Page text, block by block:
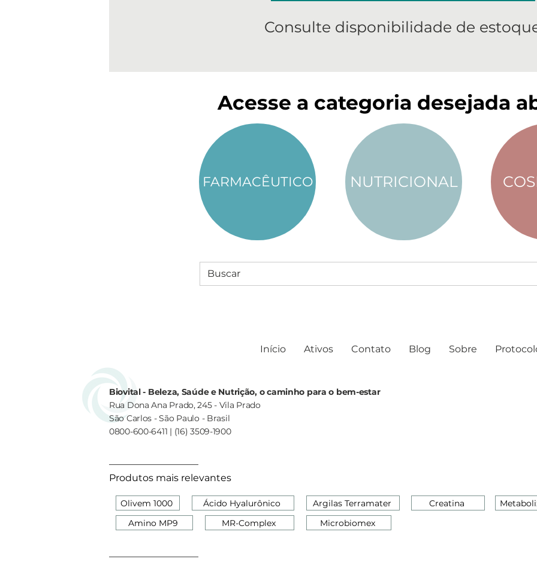
Consulte disponibilidade de
Acesse a categoria desejada
FARMACÊUTICO NUTRICIONAL
Biovital - Beleza, Saúde e Nutrição, o caminho para o bem-estar
Rua Dona Ana Prado, 245 - Vila Prado
São Carlos - São Paulo - Brasil
0800-600-6411 | (16) 3509-1900
Início Ativos Contato Blog Sobre
Produtos mais relevantes
Olivem 1000
Ácido Hyalurônico
Amino MP9
MR-Complex
Argilas Terramater Creatina
Microbiomex